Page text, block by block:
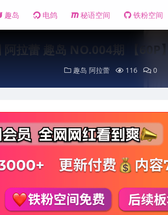
趣岛 电鸽 秘语空间 铁粉空间
阿拉蕾 趣岛 NO.004期 【60P
趣岛 阿拉蕾 116 0